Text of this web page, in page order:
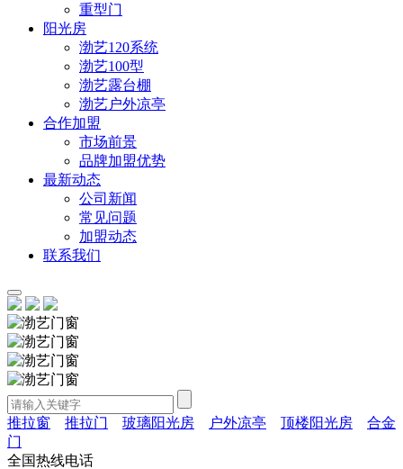
重型门
阳光房
渤艺120系统
渤艺100型
渤艺露台棚
渤艺户外凉亭
合作加盟
市场前景
品牌加盟优势
最新动态
公司新闻
常见问题
加盟动态
联系我们
推拉窗 推拉门 玻璃阳光房 户外凉亭 顶楼阳光房
合金
门
全国热线电话